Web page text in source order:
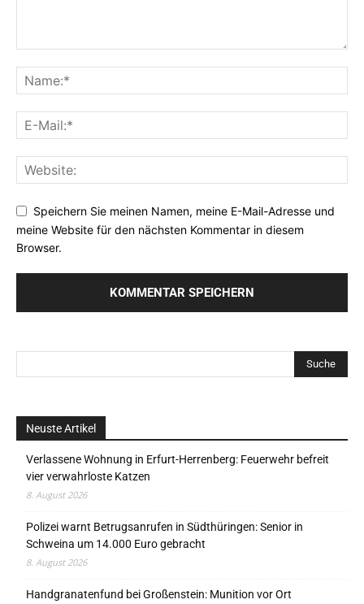
Speichern Sie meinen Namen, meine E-Mail-Adresse und
meine Website für den nächsten Kommentar in diesem
Browser.
Neuste Artikel
Verlassene Wohnung in Erfurt-Herrenberg: Feuerwehr befreit
vier verwahrloste Katzen
8. August 2026
Polizei warnt Betrugsanrufen in Südthüringen: Senior in
Schweina um 14.000 Euro gebracht
8. August 2026
Handgranatenfund bei Großenstein: Munition vor Ort